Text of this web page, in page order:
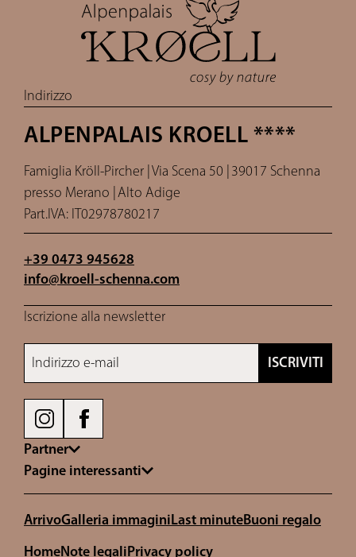
Indirizzo
ALPENPALAIS KROELL ****
Famiglia Kröll-Pircher |Via Scena 50 |39017 Schenna
presso Merano |Alto Adige
Part.IVA: IT02978780217
+39 0473 945628
info@kroell-schenna.com
Iscrizione alla newsletter
Indirizzo e-mail ISCRIVITI
Partner
Pagine interessanti
ArrivoGalleria immaginiLast minuteBuoni regalo
HomeNote legaliPrivacy policy